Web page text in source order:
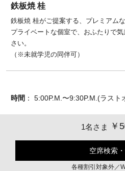
鉄板焼 桂
鉄板焼 桂がご提案する、プレミアム
プライベートな個室で、おふたりで
さい。
（※未就学児の同伴可）
時間 ： 5:00P.M.〜9:30P.M.(ラスト
1名さま ￥
空席検索
各種割引対象外／